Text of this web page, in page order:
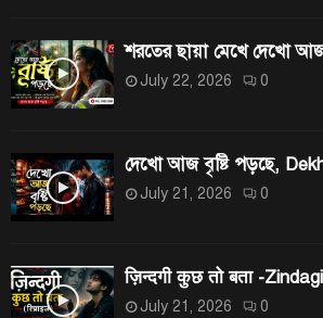
শরতের ছায়া মেখে দেখো
July 22, 2026 0
দেখো আজ বৃষ্টি পড়ছে,
July 21, 2026 0
ज़िन्दगी कुछ तो बता -
July 21, 2026 0